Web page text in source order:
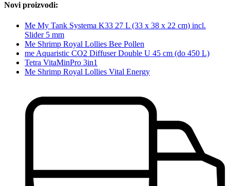
Novi proizvodi:
Me My Tank Systema K33 27 L (33 x 38 x 22 cm) incl.
Slider 5 mm
Me Shrimp Royal Lollies Bee Pollen
me Aquaristic CO2 Diffuser Double U 45 cm (do 450 L)
Tetra VitaMinPro 3in1
Me Shrimp Royal Lollies Vital Energy